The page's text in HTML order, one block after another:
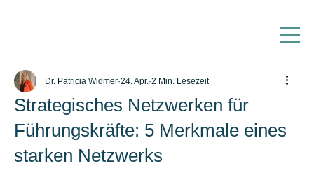
Strategisches Netzwerken für
Führungskräfte: 5 Merkmale eines
starken Netzwerks
Dr. Patricia Widmer 24. Apr. 2 Min. Lesezeit